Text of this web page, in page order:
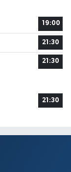
19:00
21:30
21:30
21:30